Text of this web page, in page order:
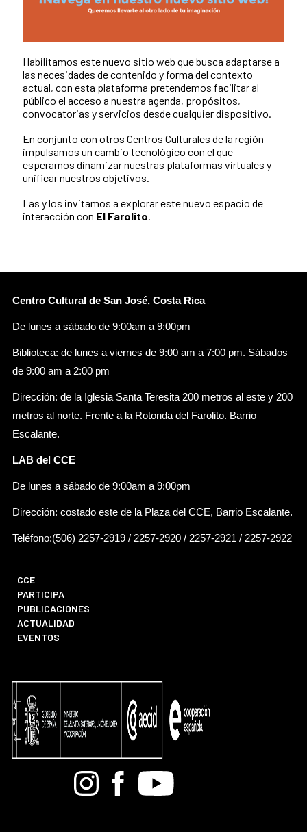
Habilitamos este nuevo sitio web que busca adaptarse a
las necesidades de contenido y forma del contexto
actual, con esta plataforma pretendemos facilitar al
público el acceso a nuestra agenda, propósitos,
convocatorias y servicios desde cualquier dispositivo.
En conjunto con otros Centros Culturales de la región
impulsamos un cambio tecnológico con el que
esperamos dinamizar nuestras plataformas virtuales y
unificar nuestros objetivos.
Las y los invitamos a explorar este nuevo espacio de
interacción con El Farolito.
Centro Cultural de San José, Costa Rica
De lunes a sábado de 9:00am a 9:00pm
Biblioteca: de lunes a viernes de 9:00 am a 7:00 pm. Sábados
de 9:00 am a 2:00 pm
Dirección: de la Iglesia Santa Teresita 200 metros al este y 200
metros al norte. Frente a la Rotonda del Farolito. Barrio
Escalante.
LAB del CCE
De lunes a sábado de 9:00am a 9:00pm
Dirección: costado este de la Plaza del CCE, Barrio Escalante.
Teléfono:(506) 2257-2919 / 2257-2920 / 2257-2921 / 2257-2922
CCE
PARTICIPA
PUBLICACIONES
ACTUALIDAD
EVENTOS
BandcampInstagramFacebook
Youtube